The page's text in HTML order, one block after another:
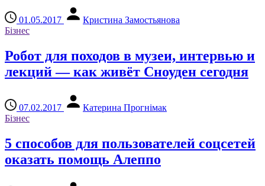
01.05.2017
Кристина Замостьянова
Бізнес
Робот для походов в музеи, интервью и
лекций — как живёт Сноуден сегодня
07.02.2017
Катерина Прогнімак
Бізнес
5 способов для пользователей соцсетей
оказать помощь Алеппо